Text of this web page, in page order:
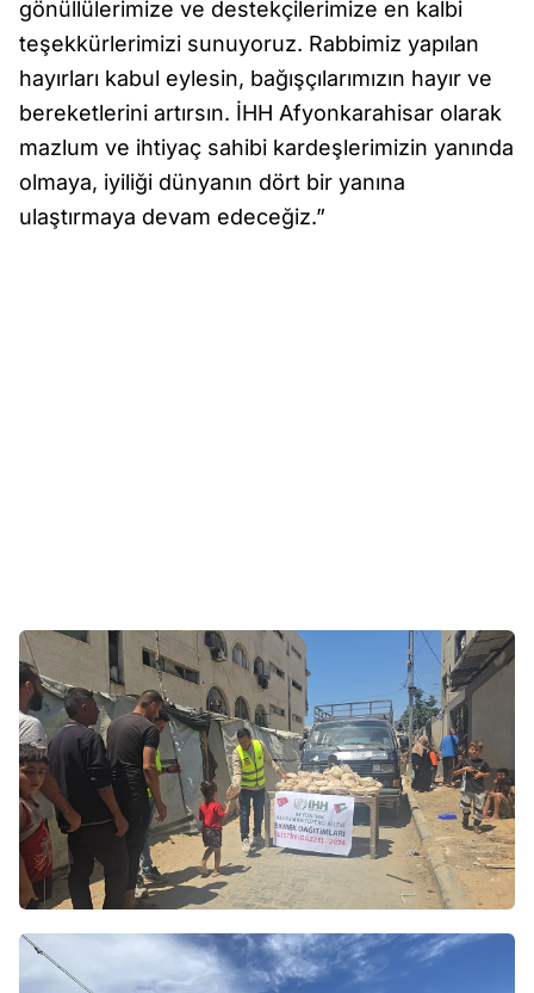
gönüllülerimize ve destekçilerimize en kalbi
teşekkürlerimizi sunuyoruz. Rabbimiz yapılan
hayırları kabul eylesin, bağışçılarımızın hayır ve
bereketlerini artırsın. İHH Afyonkarahisar olarak
mazlum ve ihtiyaç sahibi kardeşlerimizin yanında
olmaya, iyiliği dünyanın dört bir yanına
ulaştırmaya devam edeceğiz.”